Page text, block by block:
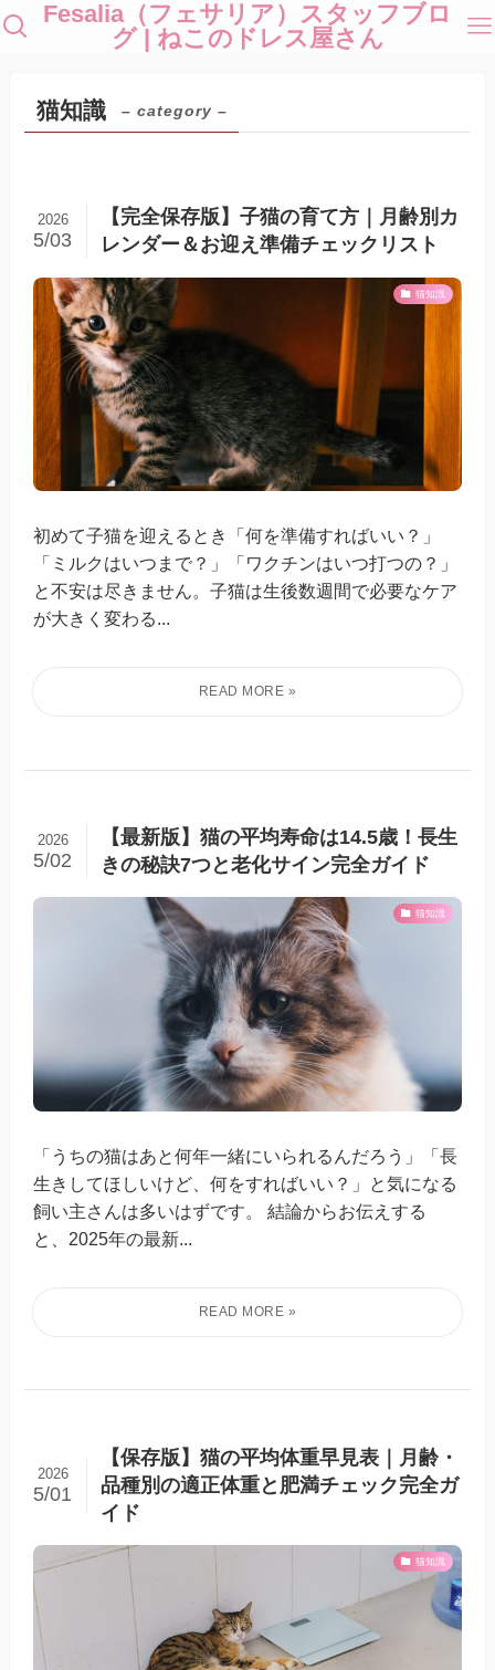
Fesalia（フェサリア）スタッフブロ
グ | ねこのドレス屋さん
猫知識 – category –
【完全保存版】子猫の育て方｜月齢別カ
レンダー＆お迎え準備チェックリスト
2026
5/03
猫知識
初めて子猫を迎えるとき「何を準備すればいい？」
「ミルクはいつまで？」「ワクチンはいつ打つの？」
と不安は尽きません。子猫は生後数週間で必要なケア
が大きく変わる...
【最新版】猫の平均寿命は14.5歳！長生
きの秘訣7つと老化サイン完全ガイド
2026
5/02
猫知識
「うちの猫はあと何年一緒にいられるんだろう」「長
生きしてほしいけど、何をすればいい？」と気になる
飼い主さんは多いはずです。 結論からお伝えする
と、2025年の最新...
【保存版】猫の平均体重早見表｜月齢・
品種別の適正体重と肥満チェック完全ガ
イド
2026
5/01
猫知識